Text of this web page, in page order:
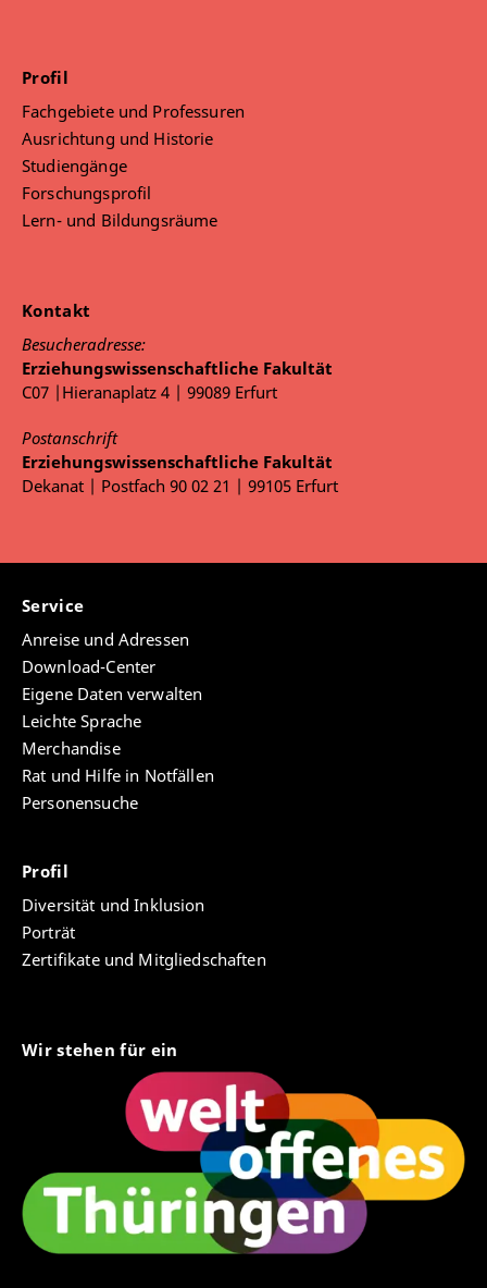
Profil
Fachgebiete und Professuren
Ausrichtung und Historie
Studiengänge
Forschungsprofil
Lern- und Bildungsräume
Kontakt
Besucheradresse:
Erziehungswissenschaftliche Fakultät
C07 |Hieranaplatz 4 | 99089 Erfurt
Postanschrift
Erziehungswissenschaftliche Fakultät
Dekanat | Postfach 90 02 21 | 99105 Erfurt
Service
Anreise und Adressen
Download-Center
Eigene Daten verwalten
Leichte Sprache
Merchandise
Rat und Hilfe in Notfällen
Personensuche
Profil
Diversität und Inklusion
Porträt
Zertifikate und Mitgliedschaften
Wir stehen für ein